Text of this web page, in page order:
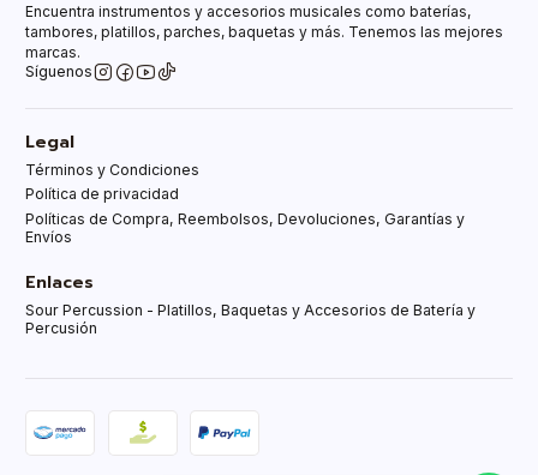
Encuentra instrumentos y accesorios musicales como baterías,
tambores, platillos, parches, baquetas y más. Tenemos las mejores
marcas.
Síguenos
Legal
Términos y Condiciones
Política de privacidad
Políticas de Compra, Reembolsos, Devoluciones, Garantías y
Envíos
Enlaces
Sour Percussion - Platillos, Baquetas y Accesorios de Batería y
Percusión